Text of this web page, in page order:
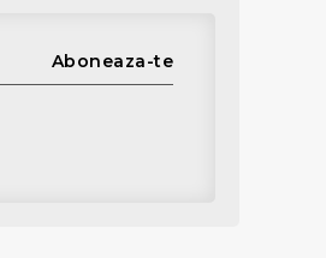
Aboneaza-te